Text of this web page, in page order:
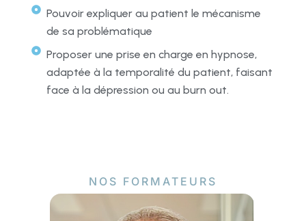
Pouvoir expliquer au patient le mécanisme
de sa problématique
Proposer une prise en charge en hypnose,
adaptée à la temporalité du patient, faisant
face à la dépression ou au burn out.
NOS FORMATEURS